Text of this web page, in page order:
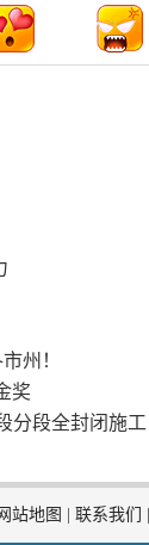
州！
奖
分段全封闭施工
网站地图 联系我们